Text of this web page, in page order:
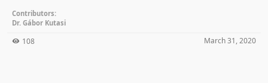
Contributors:
Dr. Gábor Kutasi
108 March 31, 2020